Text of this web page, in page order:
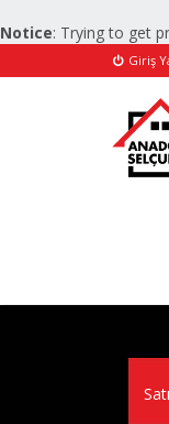
Notice: Trying to get
Giriş